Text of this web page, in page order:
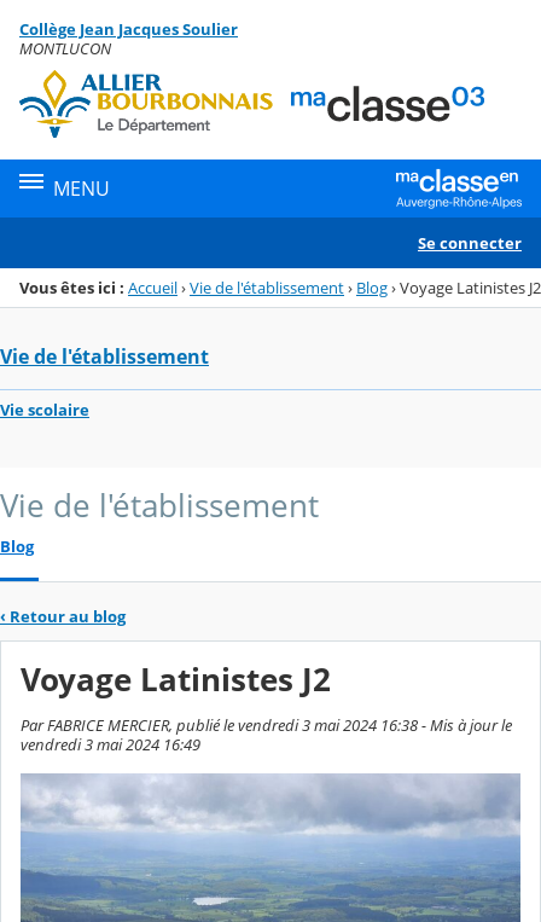
Menu de la rubrique
Contenu
Collège Jean Jacques Soulier
MONTLUCON
MENU
Se connecter
Vous êtes ici : Accueil›Vie de l'établissement› Blog›Voyage Latinistes J2
Vie de l'établissement
Vie scolaire
Vie de l'établissement
Blog
‹ Retour au blog
Voyage Latinistes J2
Par FABRICE MERCIER, publié le vendredi 3 mai 2024 16:38 - Mis à jour le
vendredi 3 mai 2024 16:49